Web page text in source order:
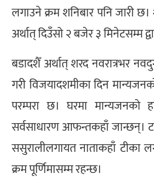
लगाउने क्रम शनिबार पनि जारी
अर्थात् दिउँसो २ बजेर ३ मिनेटसम्म
बडादशैँ अर्थात् शरद नवरात्रभर
गरी विजयादशमीका दिन
परम्परा छ। घरमा मान्यजनको
सर्वसाधारण आफन्तकहाँ जान्छन्।
ससुरालीलगायत नाताकहाँ टीका
क्रम पूर्णिमासम्म रहन्छ।